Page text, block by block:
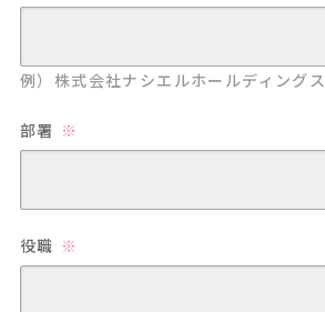
例）株式会社ナシエルホールディングス
部署
役職